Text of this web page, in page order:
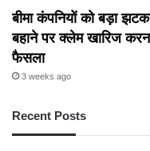
बीमा कंपनियों को बड़ा
बहाने पर क्लेम खारिज
फैसला
3 weeks ago
Recent Posts